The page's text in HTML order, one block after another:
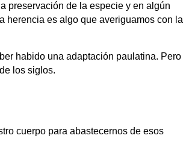
preservación de la especie y en algún
herencia es algo que averiguamos con la
habido una adaptación paulatina. Pero
los siglos.
cuerpo para abastecernos de esos